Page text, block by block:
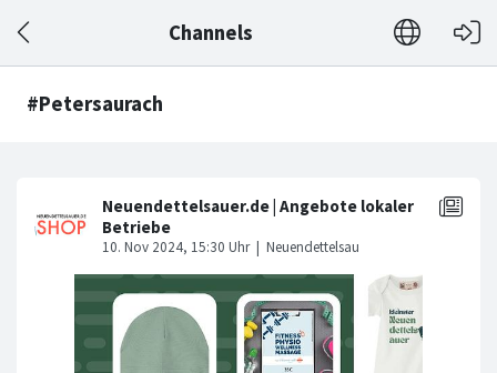
Channels
#Petersaurach